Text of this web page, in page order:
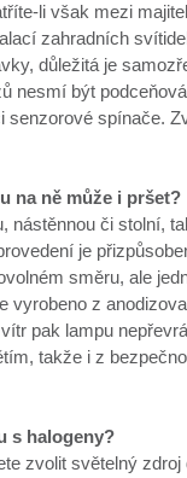
li však mezi
zahradních
důležitá je
nesmí být
spínače.
na ně může i pršet?
či stolní,
je
směru, ale
z
pak lampu
takže i z
s halogeny?
zvolit světelný